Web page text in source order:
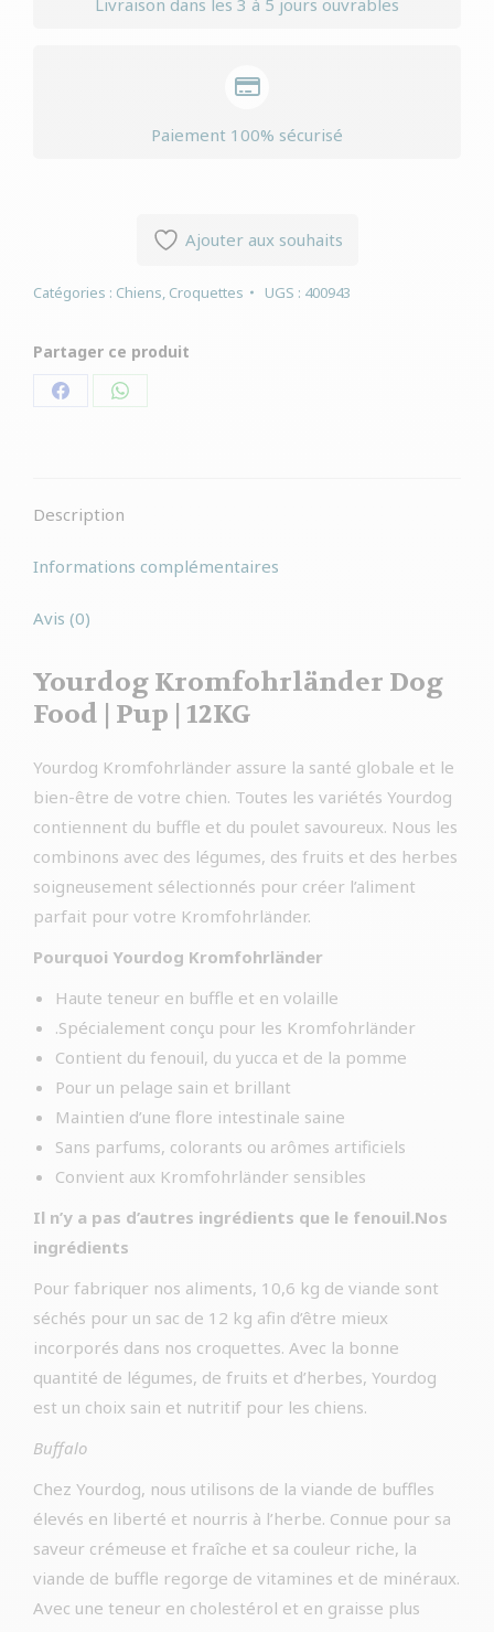
Livraison dans les 3 à 5 jours ouvrables
Paiement 100% sécurisé
Ajouter aux souhaits
Catégories : Chiens, Croquettes UGS : 400943
Partager ce produit
PartagerPartager
Description
Informations complémentaires
Avis (0)
Yourdog Kromfohrländer Dog
Food | Pup | 12KG
Yourdog Kromfohrländer assure la santé globale et le
bien-être de votre chien. Toutes les variétés Yourdog
contiennent du buffle et du poulet savoureux. Nous les
combinons avec des légumes, des fruits et des herbes
soigneusement sélectionnés pour créer l’aliment
parfait pour votre Kromfohrländer.
Pourquoi Yourdog Kromfohrländer
Haute teneur en buffle et en volaille
.Spécialement conçu pour les Kromfohrländer
Contient du fenouil, du yucca et de la pomme
Pour un pelage sain et brillant
Maintien d’une flore intestinale saine
Sans parfums, colorants ou arômes artificiels
Convient aux Kromfohrländer sensibles
Il n’y a pas d’autres ingrédients que le fenouil.Nos
ingrédients
Pour fabriquer nos aliments, 10,6 kg de viande sont
séchés pour un sac de 12 kg afin d’être mieux
incorporés dans nos croquettes. Avec la bonne
quantité de légumes, de fruits et d’herbes, Yourdog
est un choix sain et nutritif pour les chiens.
Buffalo
Chez Yourdog, nous utilisons de la viande de buffles
élevés en liberté et nourris à l’herbe. Connue pour sa
saveur crémeuse et fraîche et sa couleur riche, la
viande de buffle regorge de vitamines et de minéraux.
Avec une teneur en cholestérol et en graisse plus